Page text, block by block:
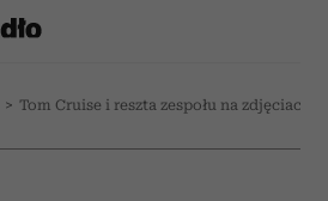
> Tom Cruise i reszta zespołu na